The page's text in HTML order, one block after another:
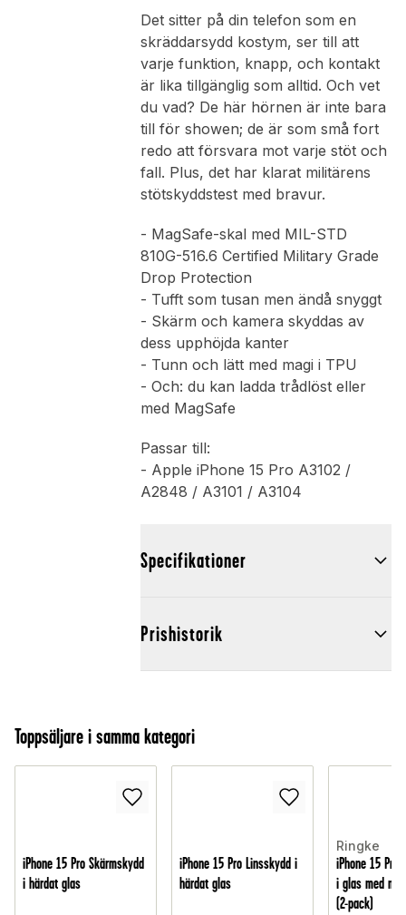
Det sitter på din telefon som en
skräddarsydd kostym, ser till att
varje funktion, knapp, och kontakt
är lika tillgänglig som alltid. Och vet
du vad? De här hörnen är inte bara
till för showen; de är som små fort
redo att försvara mot varje stöt och
fall. Plus, det har klarat militärens
stötskyddstest med bravur.
- MagSafe-skal med MIL-STD
810G-516.6 Certified Military Grade
Drop Protection
- Tufft som tusan men ändå snyggt
- Skärm och kamera skyddas av
dess upphöjda kanter
- Tunn och lätt med magi i TPU
- Och: du kan ladda trådlöst eller
med MagSafe
Passar till:
- Apple iPhone 15 Pro A3102 /
A2848 / A3101 / A3104
Specifikationer
Prishistorik
Toppsäljare i samma kategori
iPhone 15 Pro Skärmskydd
i härdat glas
iPhone 15 Pro Linsskydd i
härdat glas
Ringke
iPhone 15 Pro
i glas med
(2-pack)